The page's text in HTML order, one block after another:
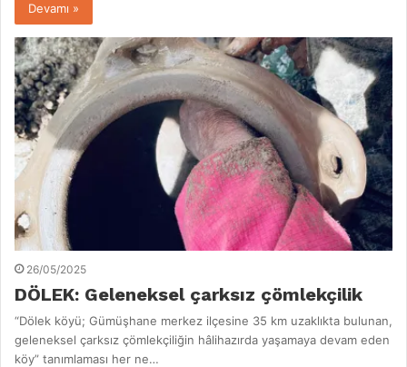
Devamı »
26/05/2025
DÖLEK: Geleneksel çarksız çömlekçilik
“Dölek köyü; Gümüşhane merkez ilçesine 35 km uzaklıkta bulunan,
geleneksel çarksız çömlekçiliğin hâlihazırda yaşamaya devam eden
köy” tanımlaması her ne…